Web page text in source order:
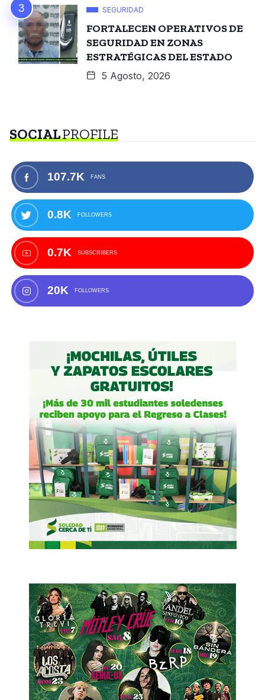
SEGURIDAD
FORTALECEN OPERATIVOS DE
SEGURIDAD EN ZONAS
ESTRATÉGICAS DEL ESTADO
5 Agosto, 2026
SOCIALPROFILE
107.7K FANS
0.8K FOLLOWERS
0.7K SUBSCRIBERS
20K FOLLOWERS